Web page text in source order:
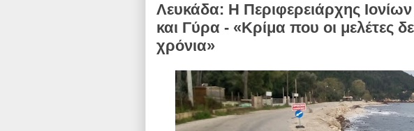
Λευκάδα: Η Περιφερειάρχης
και Γύρα - «Κρίμα που οι μελέτες
χρόνια»